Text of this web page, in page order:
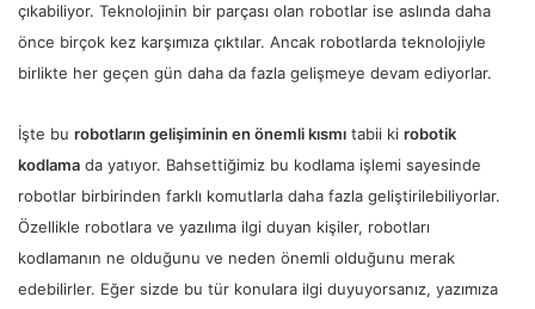
çıkabiliyor. Teknolojinin bir parçası olan robotlar ise aslında daha
önce birçok kez karşımıza çıktılar. Ancak robotlarda teknolojiyle
birlikte her geçen gün daha da fazla gelişmeye devam ediyorlar.
İşte bu robotların gelişiminin en önemli kısmı tabii ki robotik
kodlama da yatıyor. Bahsettiğimiz bu kodlama işlemi sayesinde
robotlar birbirinden farklı komutlarla daha fazla geliştirilebiliyorlar.
Özellikle robotlara ve yazılıma ilgi duyan kişiler, robotları
kodlamanın ne olduğunu ve neden önemli olduğunu merak
edebilirler. Eğer sizde bu tür konulara ilgi duyuyorsanız, yazımıza